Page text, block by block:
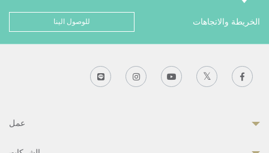
الخريطة والاتجاهات للوصول الينا
عمل